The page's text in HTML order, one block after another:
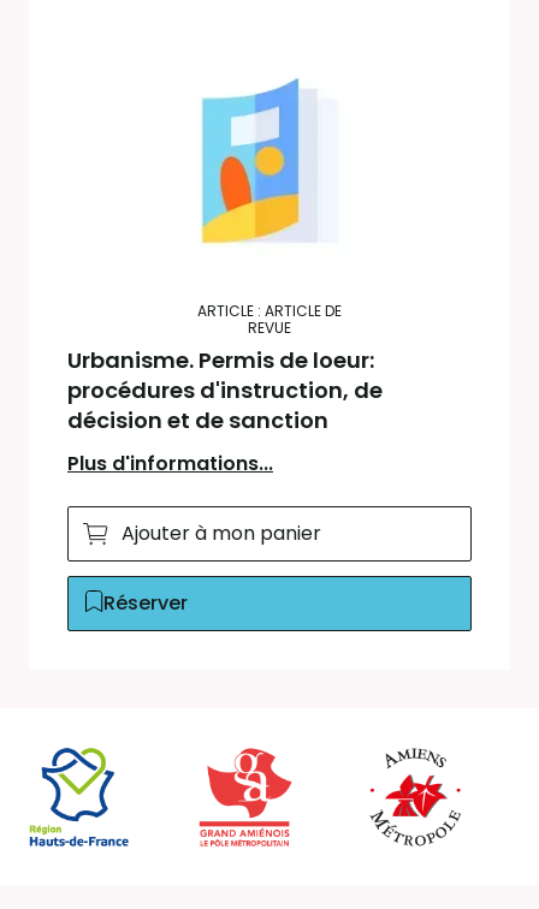
ARTICLE : ARTICLE DE
REVUE
Urbanisme. Permis de loeur:
procédures d'instruction, de
décision et de sanction
Plus d'informations...
Ajouter à mon panier
Réserver